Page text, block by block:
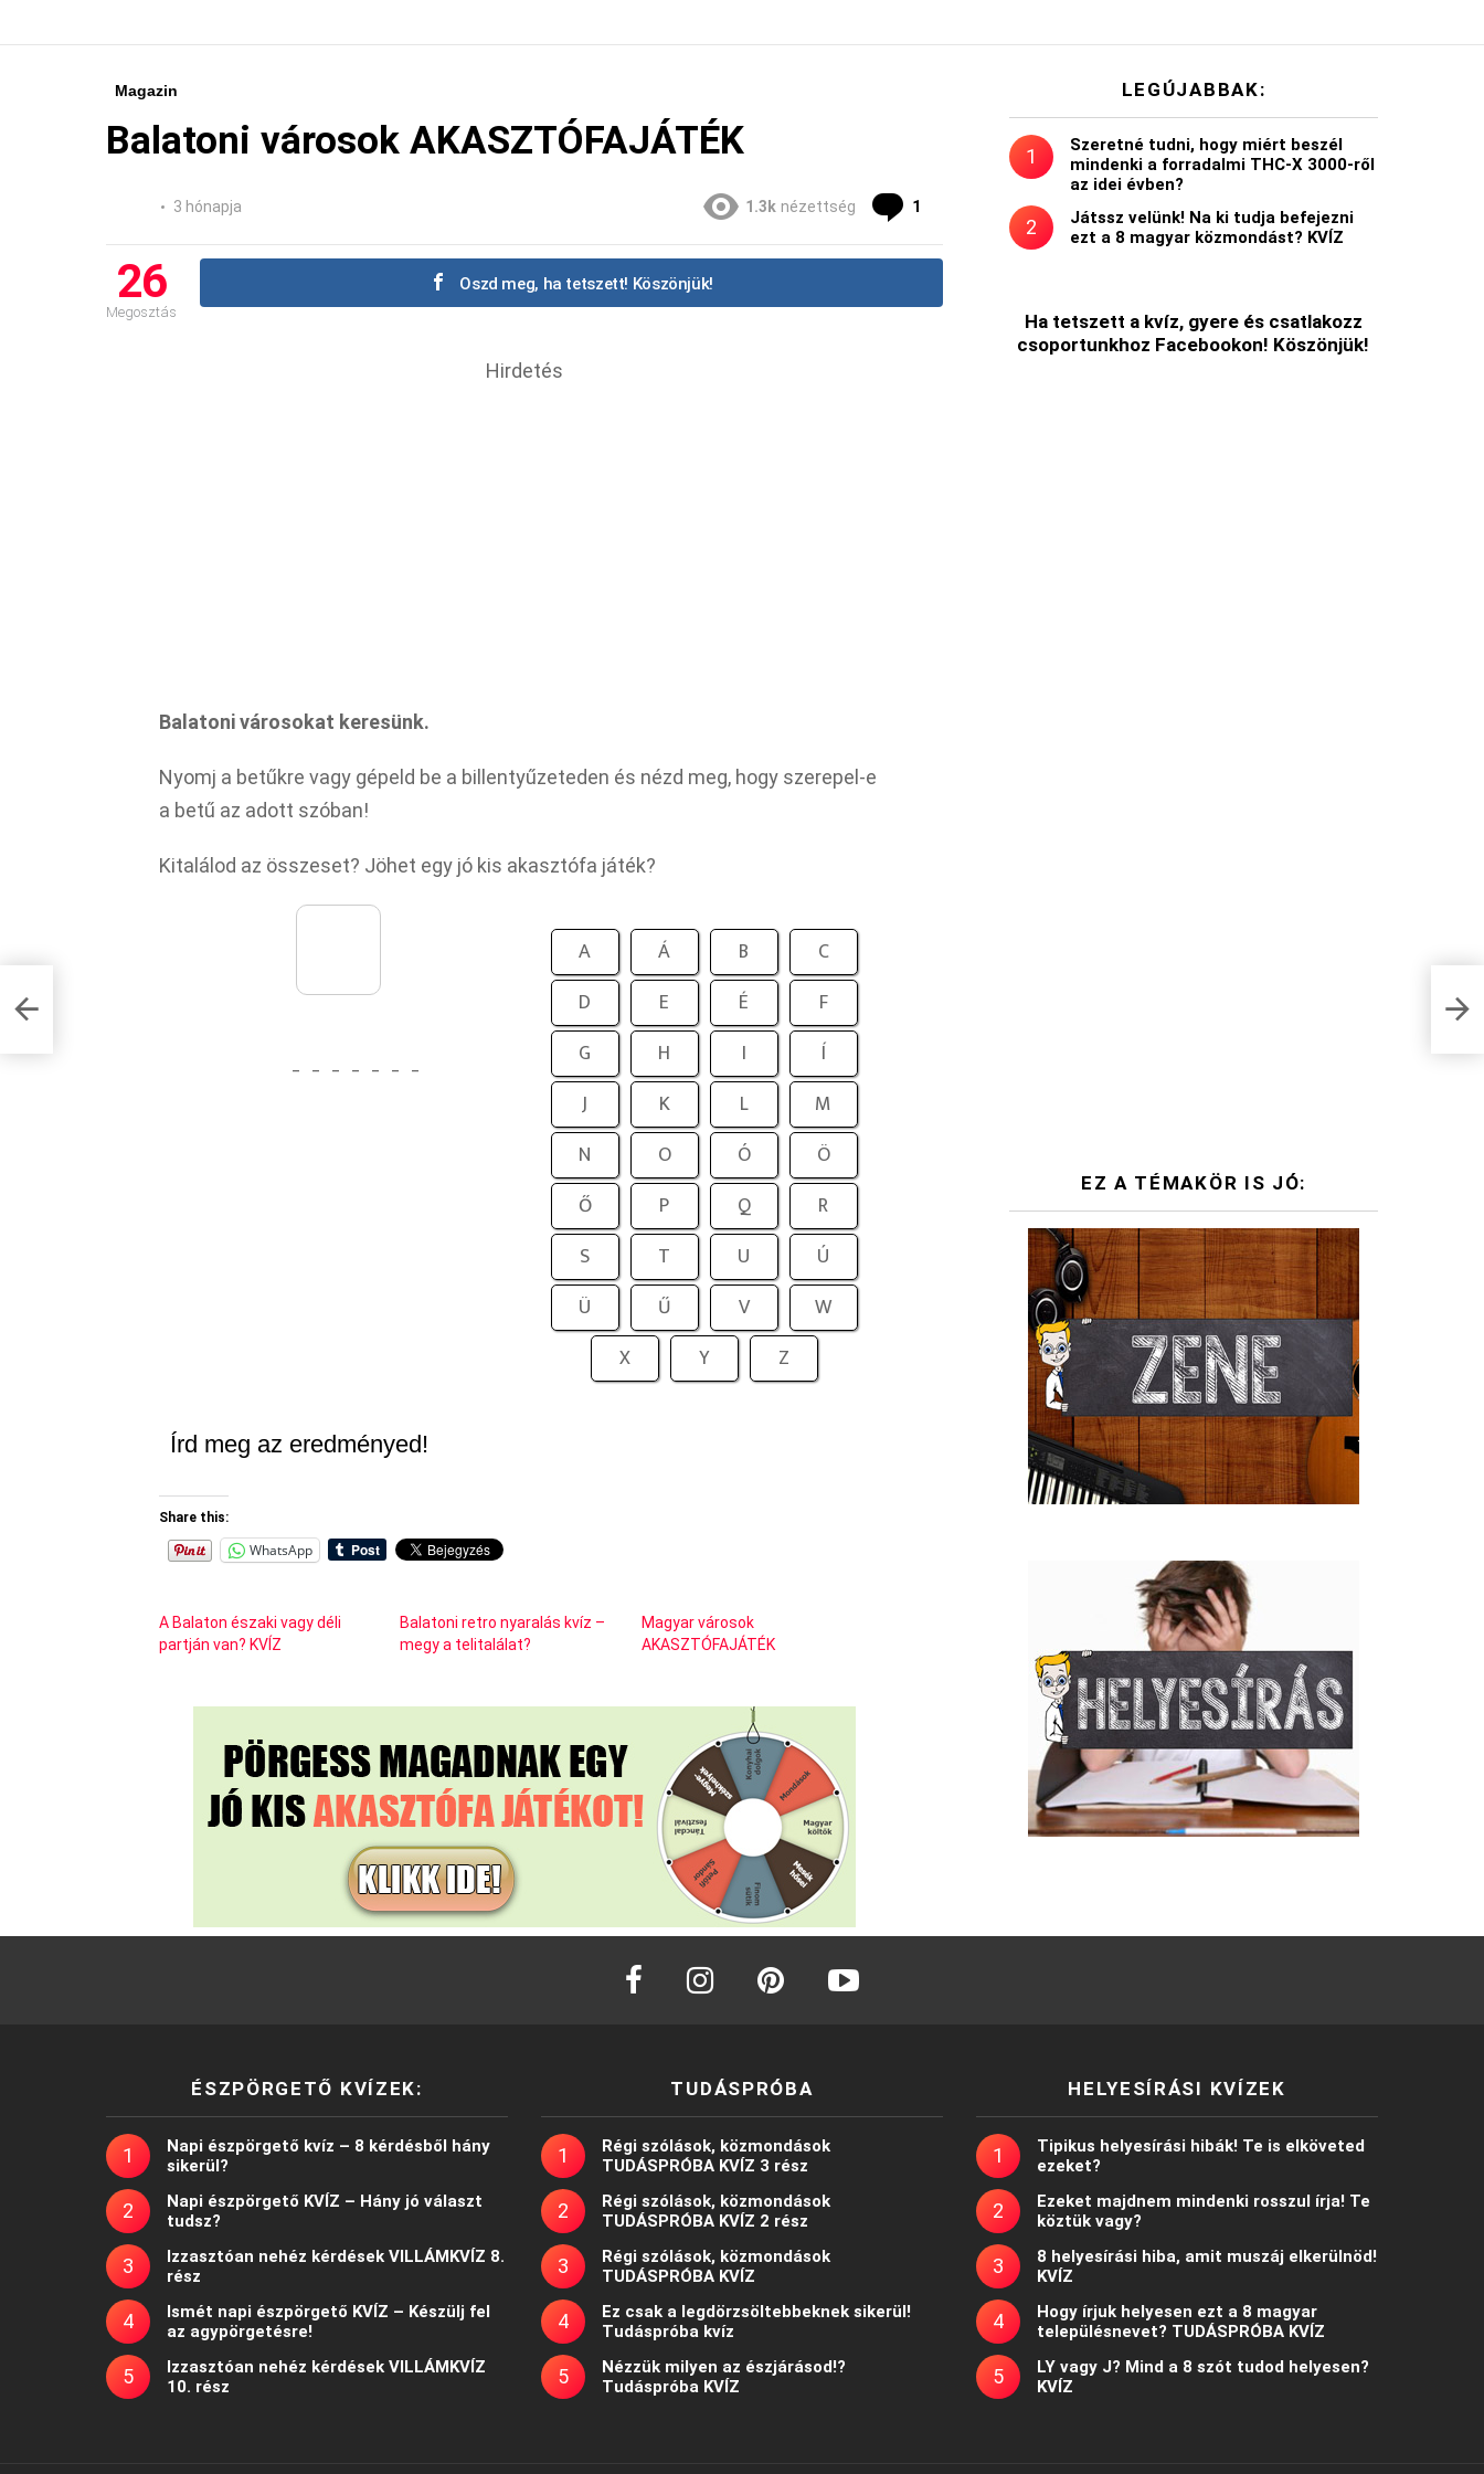
Magazin
Balatoni városok AKASZTÓFAJÁTÉK
3 hónapja 1.3k nézettség 1
26
Megosztás
Oszd meg, ha tetszett! Köszönjük!
Hirdetés
Balatoni városokat keresünk.
Nyomj a betűkre vagy gépeld be a billentyűzeteden és nézd meg, hogy szerepel-e
a betű az adott szóban!
Kitalálod az összeset? Jöhet egy jó kis akasztófa játék?
A Á B
C
D
E É
F
G
H I
Í
J
K L
M
N
O Ó
Ö
Ő
P Q
R
S
T U
Ú
Ü
Ű V
W
X
Y Z
Írd meg az eredményed!
Share this:
WhatsApp
A Balaton északi vagy déli
partján van? KVÍZ
Balatoni retro nyaralás kvíz –
megy a telitalálat?
Magyar városok
AKASZTÓFAJÁTÉK
LEGÚJABBAK:
Szeretné tudni, hogy miért beszél
mindenki a forradalmi THC-X 3000-ről
az idei évben?
Játssz velünk! Na ki tudja befejezni
ezt a 8 magyar közmondást? KVÍZ
Ha tetszett a kvíz, gyere és csatlakozz
csoportunkhoz Facebookon! Köszönjük!
EZ A TÉMAKÖR IS JÓ:
facebook instagram
ÉSZPÖRGETŐ KVÍZEK:
Napi észpörgető kvíz – 8 kérdésből hány
sikerül?
Napi észpörgető KVÍZ – Hány jó választ
tudsz?
Izzasztóan nehéz kérdések VILLÁMKVÍZ 8.
rész
Ismét napi észpörgető KVÍZ – Készülj fel
az agypörgetésre!
Izzasztóan nehéz kérdések VILLÁMKVÍZ
10. rész
TUDÁSPRÓBA
Régi szólások, közmondások
TUDÁSPRÓBA KVÍZ 3 rész
Régi szólások, közmondások
TUDÁSPRÓBA KVÍZ 2 rész
Régi szólások, közmondások
TUDÁSPRÓBA KVÍZ
Ez csak a legdörzsöltebbeknek sikerül!
Tudáspróba kvíz
Nézzük milyen az észjárásod!?
Tudáspróba KVÍZ
HELYESÍRÁSI KVÍZEK
Tipikus helyesírási hibák! Te is elköveted
ezeket?
Ezeket majdnem mindenki rosszul írja! Te
köztük vagy?
8 helyesírási hiba, amit muszáj elkerülnöd!
KVÍZ
Hogy írjuk helyesen ezt a 8 magyar
településnevet? TUDÁSPRÓBA KVÍZ
LY vagy J? Mind a 8 szót tudod helyesen?
KVÍZ